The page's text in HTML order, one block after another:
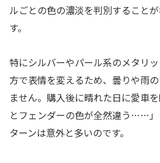
ルごとの色の濃淡を判別すること
す。
特にシルバーやパール系のメタリ
方で表情を変えるため、曇りや雨
ません。購入後に晴れた日に愛車
とフェンダーの色が全然違う……
ターンは意外と多いのです。